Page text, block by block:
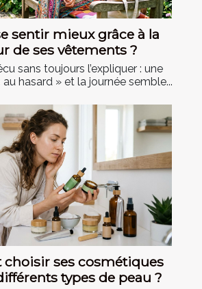
sentir mieux grâce à la
de ses vêtements ?
sans toujours l’expliquer : une
hasard » et la journée semble...
ses cosmétiques
types de peau ?